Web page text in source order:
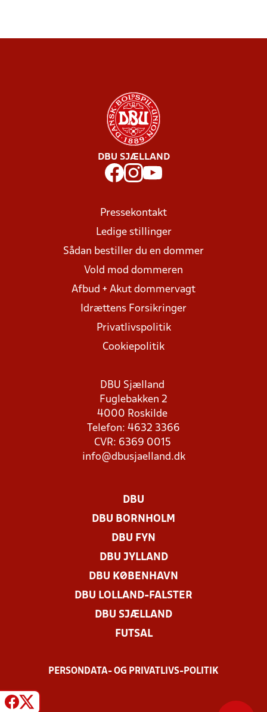
DBU SJÆLLAND
Pressekontakt
Ledige stillinger
Sådan bestiller du en dommer
Vold mod dommeren
Afbud + Akut dommervagt
Idrættens Forsikringer
Privatlivspolitik
Cookiepolitik
DBU Sjælland
Fuglebakken 2
4000 Roskilde
Telefon: 4632 3366
CVR: 6369 0015
info@dbusjaelland.dk
DBU
DBU BORNHOLM
DBU FYN
DBU JYLLAND
DBU KØBENHAVN
DBU LOLLAND-FALSTER
DBU SJÆLLAND
FUTSAL
PERSONDATA- OG PRIVATLIVS-POLITIK